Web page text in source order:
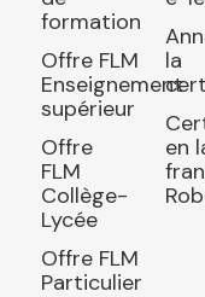
formation
Offre FLM
Enseignement
supérieur
Offre
FLM
Collège-
Lycée
Offre FLM
Particulier
la
en